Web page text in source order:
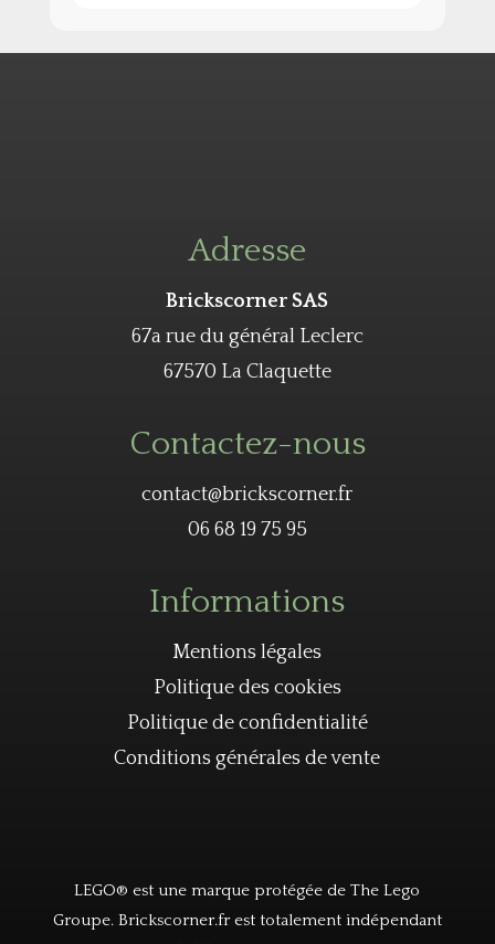
Adresse
Brickscorner SAS
67a rue du général Leclerc
67570 La Claquette
Contactez-nous
contact@brickscorner.fr
06 68 19 75 95
Informations
Mentions légales
Politique des cookies
Politique de confidentialité
Conditions générales de vente
LEGO® est une marque protégée de The Lego
Groupe. Brickscorner.fr est totalement indépendant